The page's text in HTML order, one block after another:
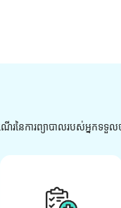
ណើរនៃការព្យាបាលរបស់